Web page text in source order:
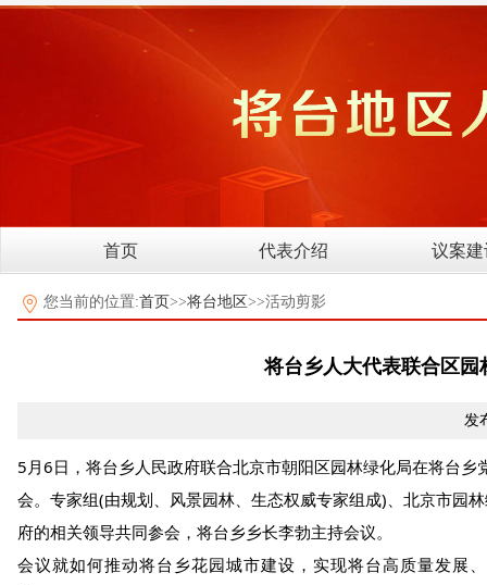
首页 代表介绍 议案建
您当前的位置:首页>>将台地区>>活动剪影
将台乡人大代表联合区
发
5月6日，将台乡人民政府联合北京市朝阳区园林绿化局在将台乡
会。专家组(由规划、风景园林、生态权威专家组成)、北京市园
府的相关领导共同参会，将台乡乡长李勃主持会议。
会议就如何推动将台乡花园城市建设，实现将台高质量发展